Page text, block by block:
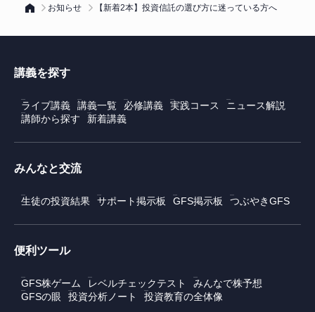
お知らせ 【新着2本】投資信託の選び方に迷っている方へ
講義を探す
ライブ講義 講義一覧 必修講義 実践コース
ニュース解説
講師から探す
新着講義
みんなと交流
生徒の投資結果 サポート掲示板 GFS掲示板 つぶやきGFS
便利ツール
GFS株ゲーム レベルチェックテスト
みんなで株予想
GFSの眼
投資分析ノート 投資教育の全体像